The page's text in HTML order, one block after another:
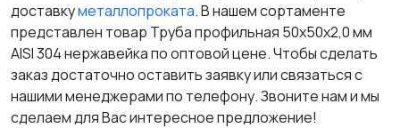
доставкуметаллопроката. В нашем сортаменте
представлен товар Труба профильная 50х50х2,0 мм
AISI 304 нержавейка по оптовой цене. Чтобы сделать
заказ достаточно оставить заявку или связаться с
нашими менеджерами по телефону. Звоните нам и мы
сделаем для Вас интересное предложение!